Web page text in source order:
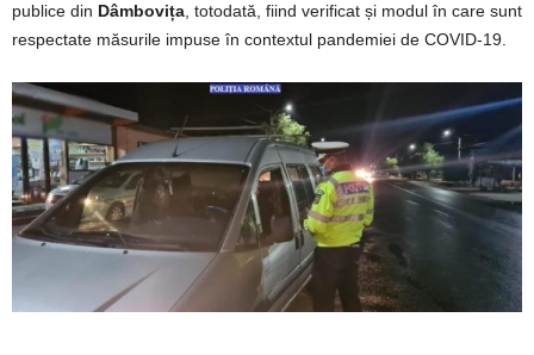
publice din Dâmbovița , totodată, fiind verificat și modul în care sunt
respectate măsurile impuse în contextul pandemiei de COVID-19.